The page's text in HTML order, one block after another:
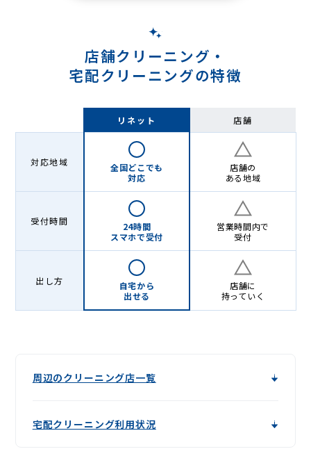
店舗クリーニング・
宅配クリーニングの特徴
リネット 店舗
対応地域
全国どこでも
対応
店舗の
ある地域
受付時間
24時間
スマホで受付
営業時間内で
受付
出し方
自宅から
出せる
店舗に
持っていく
周辺のクリーニング店一覧
宅配クリーニング利用状況